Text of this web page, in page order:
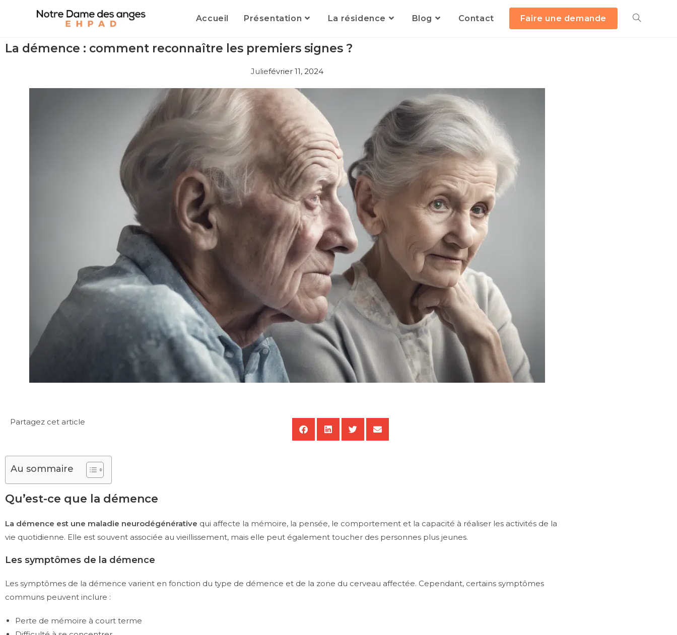
Accueil Présentation La résidence Blog Contact Faire une demande
La démence : comment reconnaître les premiers signes ?
Juliefévrier 11, 2024
Partagez cet article
Au sommaire
Qu’est-ce que la démence
La démence est une maladie neurodégénérative qui affecte la mémoire, la pensée, le comportement et la capacité à réaliser les activités de la
vie quotidienne. Elle est souvent associée au vieillissement, mais elle peut également toucher des personnes plus jeunes.
Les symptômes de la démence
Les symptômes de la démence varient en fonction du type de démence et de la zone du cerveau affectée. Cependant, certains symptômes
communs peuvent inclure :
Perte de mémoire à court terme